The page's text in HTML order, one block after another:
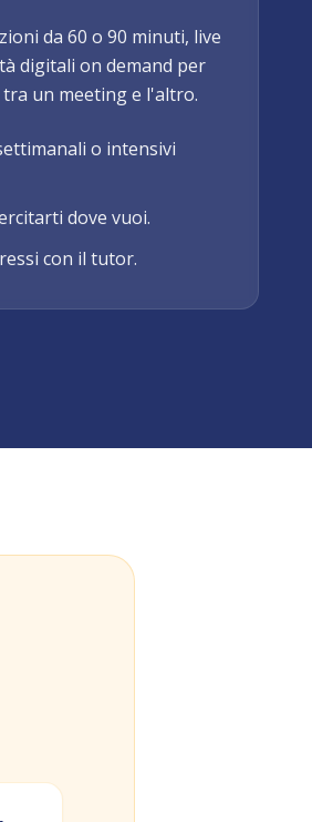
da 60 o 90 minuti, live
digitali on demand per
un meeting e l'altro.
o intensivi
dove vuoi.
con il tutor.